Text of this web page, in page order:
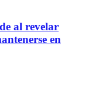
al revelar
en